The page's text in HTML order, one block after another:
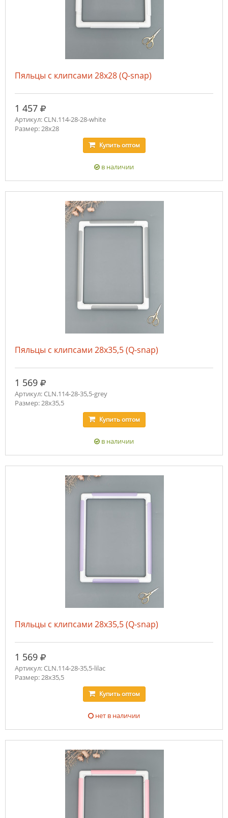
Пяльцы с клипсами 28х28 (Q-snap)
1 457 руб.
Артикул: CLN.114-28-28-white
Размер: 28х28
Купитьоптом
в наличии
Пяльцы с клипсами 28х35,5 (Q-snap)
1 569 руб.
Артикул: CLN.114-28-35,5-grey
Размер: 28х35,5
Купитьоптом
в наличии
Пяльцы с клипсами 28х35,5 (Q-snap)
1 569 руб.
Артикул: CLN.114-28-35,5-lilac
Размер: 28х35,5
Купитьоптом
нет в наличии